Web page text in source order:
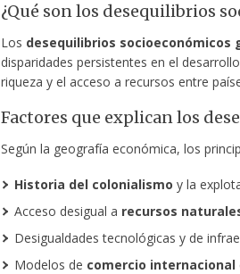
¿Qué son los desequilibrios
Los desequilibrios socioeconómicos
disparidades persistentes en el
riqueza y el acceso a recursos entre
Factores que explican los
Según la geografía económica, los
Historia del colonialismo y la
Acceso desigual a recursos
Desigualdades tecnológicas y de
Modelos de comercio internacional